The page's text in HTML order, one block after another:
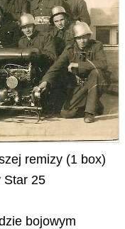
remizy (1 box)
Star 25
bojowym